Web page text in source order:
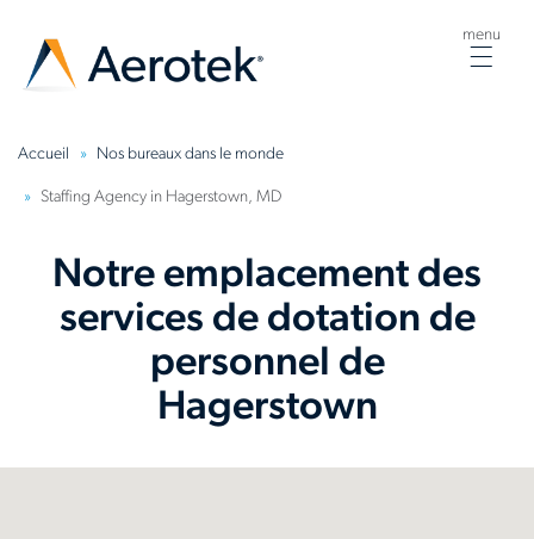
menu
Accueil Nos bureaux dans le monde
Staffing Agency in Hagerstown, MD
Notre emplacement des
services de dotation de
personnel de
Hagerstown